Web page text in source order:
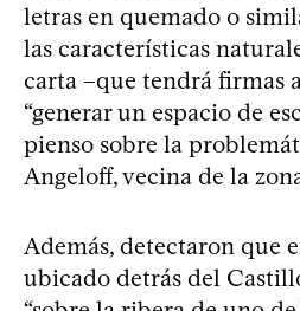
letras en quemado o
las características
carta –que tendrá firmas
“generar un espacio de
pienso sobre la
Angeloff, vecina de la
Además, detectaron que
ubicado detrás del